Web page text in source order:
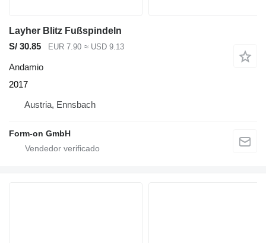
Layher Blitz Fußspindeln
S/ 30.85
EUR 7.90 ≈ USD 9.13
Andamio
2017
Austria, Ennsbach
Form-on GmbH